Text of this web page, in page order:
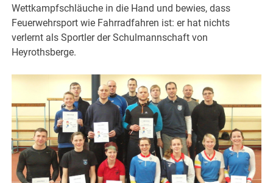
Wettkampfschläuche in die Hand und bewies, dass
Feuerwehrsport wie Fahrradfahren ist: er hat nichts
verlernt als Sportler der Schulmannschaft von
Heyrothsberge.